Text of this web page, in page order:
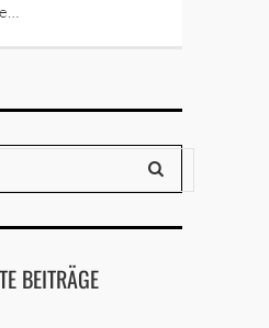
BEITRÄGE